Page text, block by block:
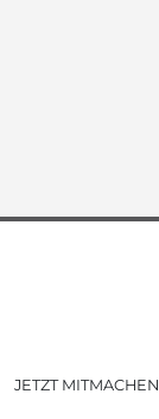
JETZT MITMACHEN